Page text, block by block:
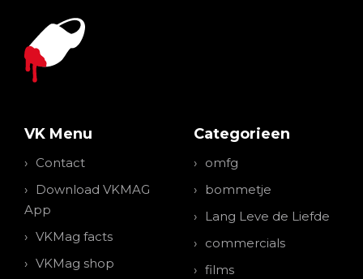
VK Menu
Contact
Download VKMAG
App
VKMag facts
VKMag shop
Categorieen
omfg
bommetje
Lang Leve de Liefde
commercials
films